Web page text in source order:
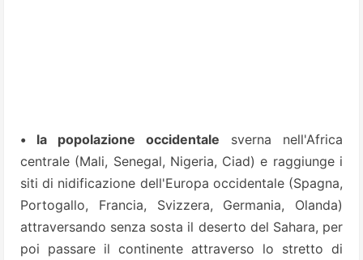
• la popolazione occidentale sverna nell'Africa
centrale (Mali, Senegal, Nigeria, Ciad) e raggiunge i
siti di nidificazione dell'Europa occidentale (Spagna,
Portogallo, Francia, Svizzera, Germania, Olanda)
attraversando senza sosta il deserto del Sahara, per
poi passare il continente attraverso lo stretto di